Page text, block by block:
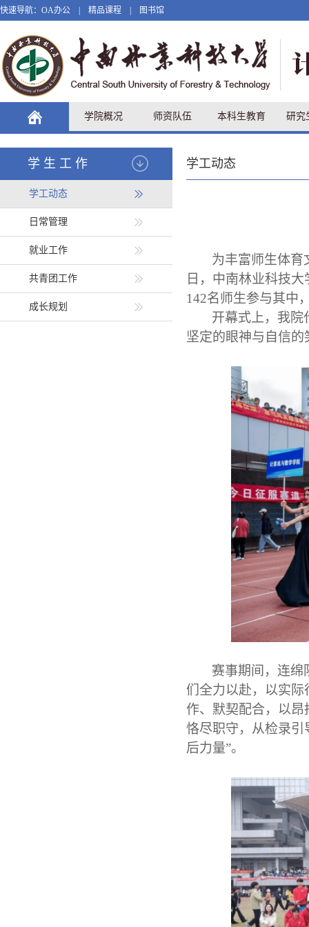
快速导航： OA办公 精品课程 图书馆
学院概况 师资队伍 本科生教育 研究
学生工作
学工动态
日常管理
就业工作
共青团工作
成长规划
学工动态
为丰富师生体育
日，中南林业科技
142名师生参与其中
开幕式上，我院
坚定的眼神与自信
赛事期间，连绵
们全力以赴，以实
作、默契配合，以
恪尽职守，从检录
后力量”。